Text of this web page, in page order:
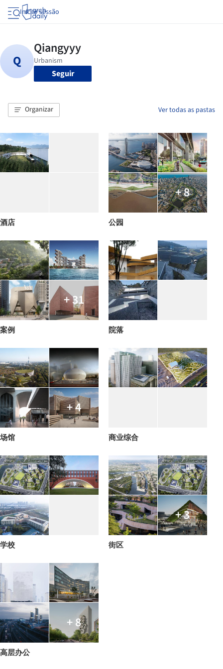
Iniciar sessão
Seguir
Organizar Ver todas as pastas
酒店
+ 8
公园
+ 31
案例 院落
+ 4
场馆 商业综合
学校
+ 3
街区
+ 8
高层办公